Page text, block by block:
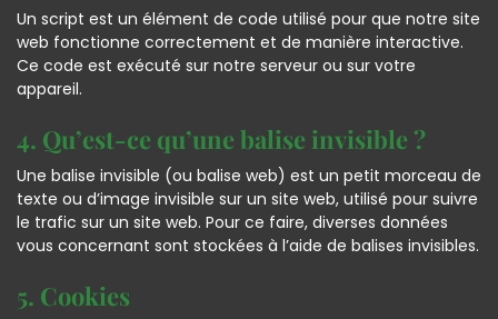
Un script est un élément de code utilisé pour que notre site
web fonctionne correctement et de manière interactive.
Ce code est exécuté sur notre serveur ou sur votre
appareil.
4. Qu’est-ce qu’une balise invisible ?
Une balise invisible (ou balise web) est un petit morceau de
texte ou d’image invisible sur un site web, utilisé pour suivre
le trafic sur un site web. Pour ce faire, diverses données
vous concernant sont stockées à l’aide de balises invisibles.
5. Cookies